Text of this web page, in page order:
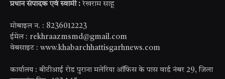
प्रधान संपादक एवं स्वामी : रेखराम साहू
मोबाइल न. : 8236012223
ईमेल : rekhraazmsmd@gmail.com
वेबसाइट : www.khabarchhattisgarhnews.com
कार्यालय : बीटीआई रोड पुराना मलेरिया ऑफिस के पास वार्ड नंबर 29, जिला